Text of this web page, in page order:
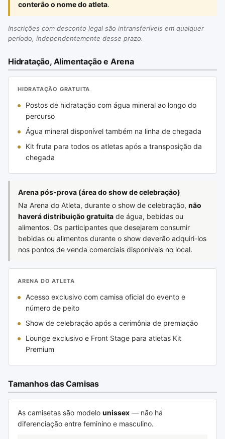
conterão o nome do atleta.
Inscrições com desconto legal são intransferíveis em qualquer
período, independentemente desse prazo.
Hidratação, Alimentação e Arena
HIDRATAÇÃO GRATUITA
Postos de hidratação com água mineral ao longo do
percurso
Água mineral disponível também na linha de chegada
Kit fruta para todos os atletas após a transposição da
chegada
Arena pós-prova (área do show de celebração)
Na Arena do Atleta, durante o show de celebração, não
haverá distribuição gratuita de água, bebidas ou
alimentos. Os participantes que desejarem consumir
bebidas ou alimentos durante o show deverão adquiri-los
nos pontos de venda comerciais disponíveis no local.
ARENA DO ATLETA
Acesso exclusivo com camisa oficial do evento e
número de peito
Show de celebração após a cerimônia de premiação
Lounge exclusivo e Front Stage para atletas Kit
Premium
Tamanhos das Camisas
As camisetas são modelo unissex — não há
diferenciação entre feminino e masculino.